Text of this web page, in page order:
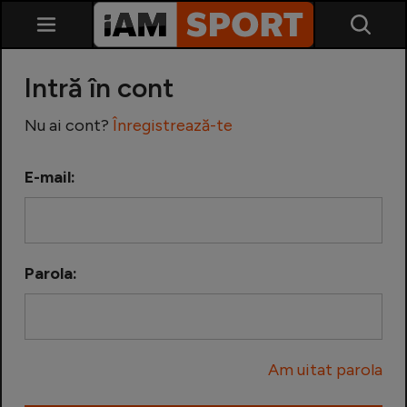
Echipa Națională
Intră în cont
Nu ai cont? Înregistrează-te
E-mail:
Parola:
Am uitat parola